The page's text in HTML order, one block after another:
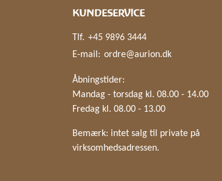
KUNDESERVICE
Tlf. +45 9896 3444
E-mail: ordre@aurion.dk
Åbningstider:
Mandag - torsdag kl. 08.00 - 14.00
Fredag kl. 08.00 - 13.00
Bemærk: intet salg til private på
virksomhedsadressen.